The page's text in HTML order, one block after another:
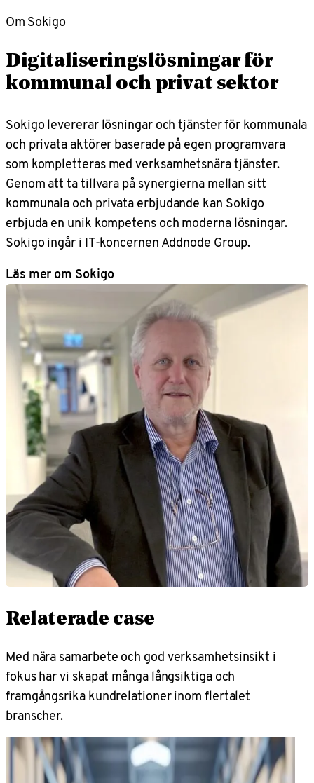
Om Sokigo
Digitaliseringslösningar för
kommunal och privat sektor
Sokigo levererar lösningar och tjänster för kommunala
och privata aktörer baserade på egen programvara
som kompletteras med verksamhetsnära tjänster.
Genom att ta tillvara på synergierna mellan sitt
kommunala och privata erbjudande kan Sokigo
erbjuda en unik kompetens och moderna lösningar.
Sokigo ingår i IT-koncernen Addnode Group.
Läs mer om Sokigo
Relaterade case
Med nära samarbete och god verksamhetsinsikt i
fokus har vi skapat många långsiktiga och
framgångsrika kundrelationer inom flertalet
branscher.